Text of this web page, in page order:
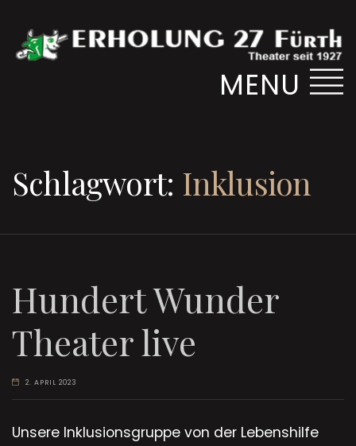
MENU
Schlagwort: Inklusion
Hundert Wunder
Theater live
2. APRIL 2023
Unsere Inklusionsgruppe von der Lebenshilfe